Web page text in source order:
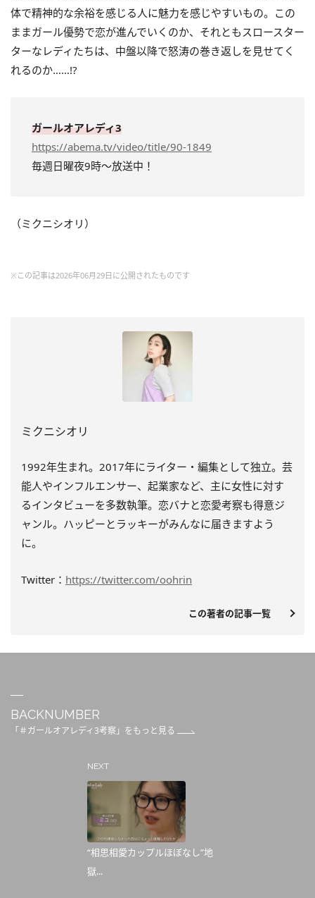
体で精神的な余裕を感じる人に魅力を感じやすいもの。この
ままガール優勢で恋が進んでいくのか、それともスロースター
ターなレディたちは、中盤以降で怒涛の巻き返しを見せてく
れるのか……!?
ガールオアレディ3
https://abema.tv/video/title/90-1849
毎週日曜夜9時～放送中！
（ミクニシオリ）
※この記事は2026年06月29日に公開されたものです
ミクニシオリ
1992年生まれ。2017年にライター・編集として独立。芸
能人やインフルエンサー、起業家など、主に女性に対す
るインタビューを多数執筆。恋バナと恋愛考察も得意ジ
ャンル。ハッピーとラッキーがみんなに届きますよう
に。
Twitter： https://twitter.com/oohrin
この著者の記事一覧
BACKNUMBER
「＃ガールオアレディ3考察」をもっと見る
NEXT
“相思相愛カップルほぼなし”地
獄...